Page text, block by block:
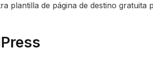
plantilla de página de destino gratuita